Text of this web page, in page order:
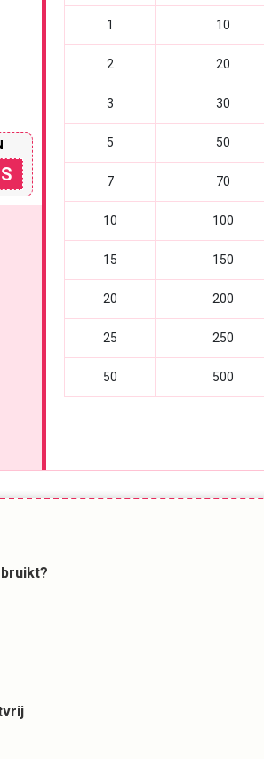
1 10
2 20
3 30
5 50
7 70
10 100
15 150
20 200
25 250
50 500